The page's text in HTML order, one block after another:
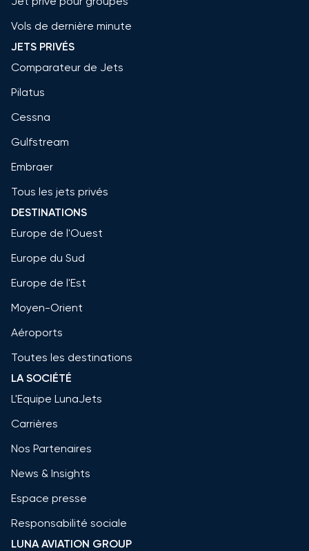
Vols de dernière minute
JETS PRIVÉS
Comparateur de Jets
Pilatus
Cessna
Gulfstream
Embraer
Tous les jets privés
DESTINATIONS
Europe de l'Ouest
Europe du Sud
Europe de l'Est
Moyen-Orient
Aéroports
Toutes les destinations
LA SOCIÉTÉ
L'Equipe LunaJets
Carrières
Nos Partenaires
News & Insights
Espace presse
Responsabilité sociale
LUNA AVIATION GROUP